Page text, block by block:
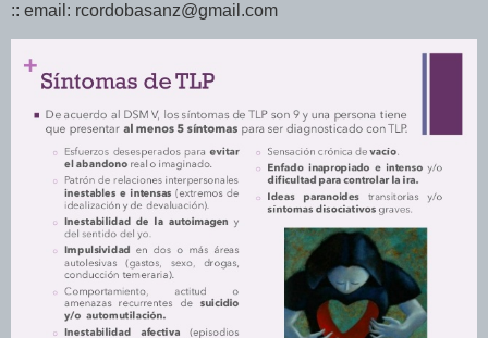
:: email: rcordobasanz@gmail.com